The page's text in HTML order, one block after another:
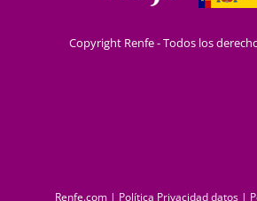
Copyright Renfe - Todos los
Renfe.com | Política Privacidad datos |